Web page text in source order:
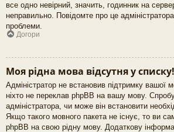
все одно невірний, значить, годинник на
неправильно. Повідомте про це
проблеми.
Догори
Моя рідна мова відсутня у списку!
Адміністратор не встановив підтримку
ніхто не переклав phpBB на вашу мову.
адміністратора, чи може він встановити
Якщо такого мовного пакета не існує, то ви
phpBB на свою рідну мову. Додаткову